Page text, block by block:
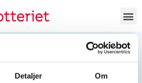
Detaljer Om